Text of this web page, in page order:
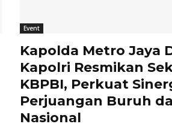
Event
Kapolda Metro Jaya
Kapolri Resmikan
KBPBI, Perkuat
Perjuangan Buruh
Nasional